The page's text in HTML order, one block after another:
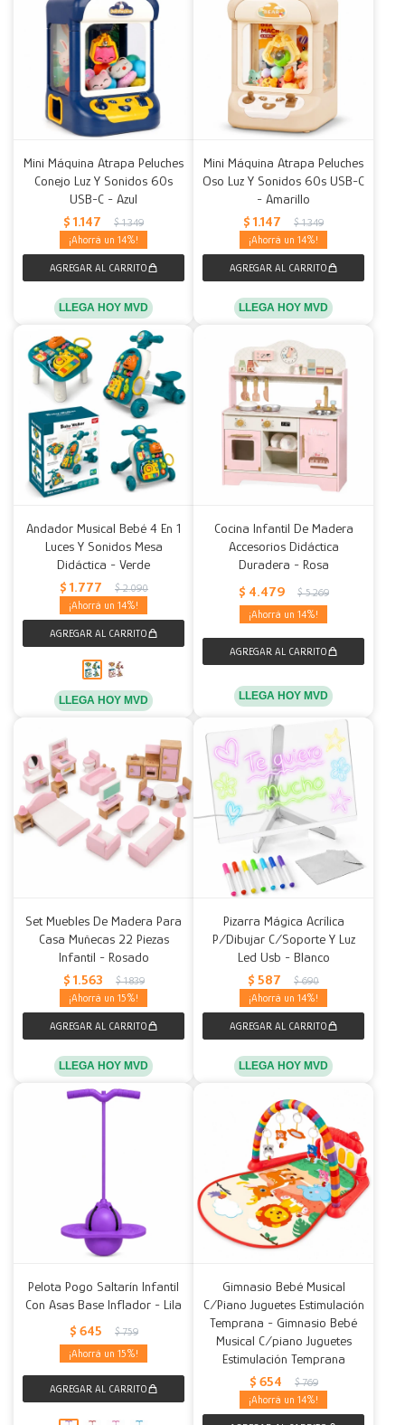
Mini Máquina Atrapa Peluches
Conejo Luz Y Sonidos 60s
USB-C - Azul
$ 1.147 $ 1.349
14
LLEGA HOY MVD
Mini Máquina Atrapa Peluches
Oso Luz Y Sonidos 60s USB-C
- Amarillo
$ 1.147 $ 1.349
14
LLEGA HOY MVD
Andador Musical Bebé 4 En 1
Luces Y Sonidos Mesa
Didáctica - Verde
$ 1.777 $ 2.090
14
LLEGA HOY MVD
Cocina Infantil De Madera
Accesorios Didáctica
Duradera - Rosa
$ 4.479 $ 5.269
14
LLEGA HOY MVD
Set Muebles De Madera Para
Casa Muñecas 22 Piezas
Infantil - Rosado
$ 1.563 $ 1.839
15
LLEGA HOY MVD
Pizarra Mágica Acrílica
P/Dibujar C/Soporte Y Luz
Led Usb - Blanco
$ 587 $ 690
14
LLEGA HOY MVD
Pelota Pogo Saltarín Infantil
Con Asas Base Inflador - Lila
$ 645 $ 759
15
Gimnasio Bebé Musical
C/Piano Juguetes Estimulación
Temprana - Gimnasio Bebé
Musical C/piano Juguetes
Estimulación Temprana
$ 654 $ 769
14